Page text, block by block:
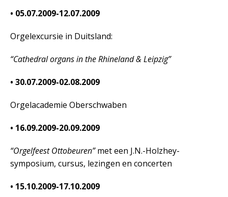
• 05.07.2009-12.07.2009
Orgelexcursie in Duitsland:
“Cathedral organs in the Rhineland & Leipzig”
• 30.07.2009-02.08.2009
Orgelacademie Oberschwaben
• 16.09.2009-20.09.2009
“Orgelfeest Ottobeuren”met een J.N.-Holzhey-
symposium, cursus, lezingen en concerten
• 15.10.2009-17.10.2009